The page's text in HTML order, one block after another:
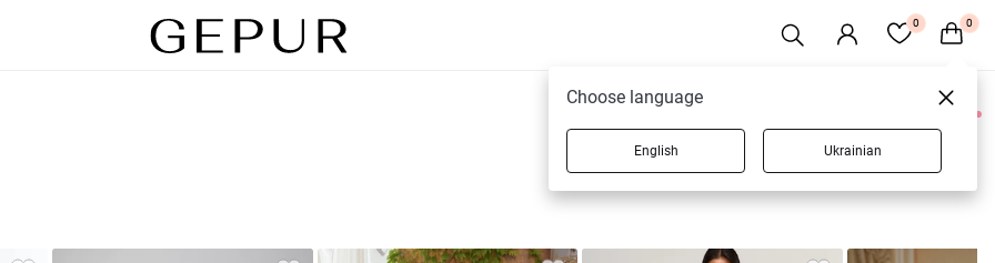
0 0
0 товарів
Choose language
English Ukrainian